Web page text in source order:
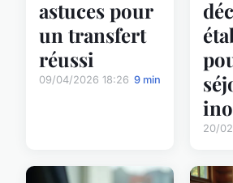
astuces pour
un transfert
réussi
09/04/2026 18:26 9 min
20/